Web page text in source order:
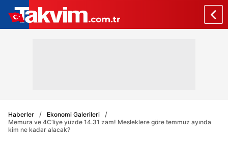
Haberler
Ekonomi Galerileri
Memura ve 4C’liye yüzde 14.31 zam! Mesleklere göre temmuz ayında
kim ne kadar alacak?